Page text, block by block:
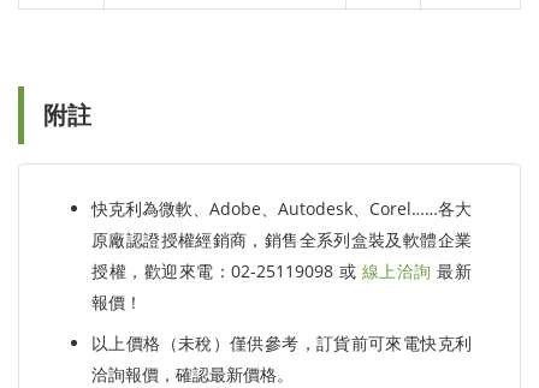
附註
快克利為微軟、Adobe、Autodesk、Corel……各大
原廠認證授權經銷商，銷售全系列盒裝及軟體企業
授權，歡迎來電：02-25119098 或 線上洽詢 最新
報價！
以上價格（未稅）僅供參考，訂貨前可來電快克利
洽詢報價，確認最新價格。